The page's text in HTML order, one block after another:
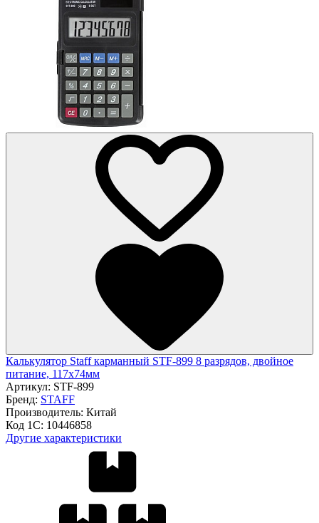
Калькулятор Staff карманный STF-899 8 разрядов, двойное
питание, 117х74мм
Артикул: STF-899
Бренд: STAFF
Производитель: Китай
Код 1С: 10446858
Другие характеристики